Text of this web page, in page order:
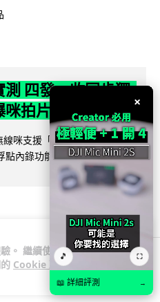
。 繼續使用
Cookie 政
四發一收同步獨
拍片必備
咪支援「四發一收」分軌錄
內錄功能。本文經實測其...
×
🎵 ⛶
📖 詳細評測 →